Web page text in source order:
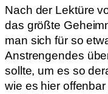
Nach der Lektüre
das größte
man sich für so
Anstrengendes
sollte, um es so
wie es hier